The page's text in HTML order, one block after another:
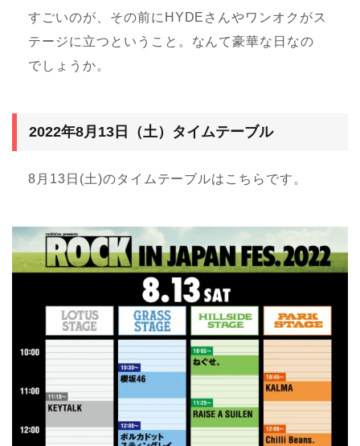
すごいのが、その前にHYDEさんやワンオクがス
テージに立つということ。なんて豪華な日なの
でしょうか。
2022年8月13日（土）タイムテーブル
8月13日(土)のタイムテーブルはこちらです。